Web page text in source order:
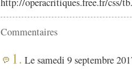
Commentaires
1. Le samedi 9 septembre